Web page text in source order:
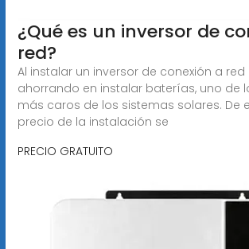
¿Qué es un inversor de
red?
Al instalar un inversor de conexión a
ahorrando en instalar baterías, uno de
más caros de los sistemas solares. De
precio de la instalación se
PRECIO GRATUITO